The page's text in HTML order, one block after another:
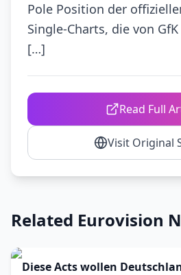
Pole Position der
Single-Charts, die von
[…]
Read Full
Visit Original
Related Eurovision
Diese Acts wollen